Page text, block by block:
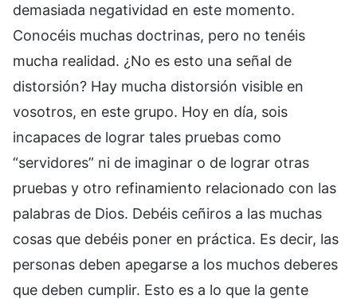
demasiada negatividad en este momento.
Conocéis muchas doctrinas, pero no tenéis
mucha realidad. ¿No es esto una señal de
distorsión? Hay mucha distorsión visible en
vosotros, en este grupo. Hoy en día, sois
incapaces de lograr tales pruebas como
“servidores” ni de imaginar o de lograr otras
pruebas y otro refinamiento relacionado con las
palabras de Dios. Debéis ceñiros a las muchas
cosas que debéis poner en práctica. Es decir, las
personas deben apegarse a los muchos deberes
que deben cumplir. Esto es a lo que la gente